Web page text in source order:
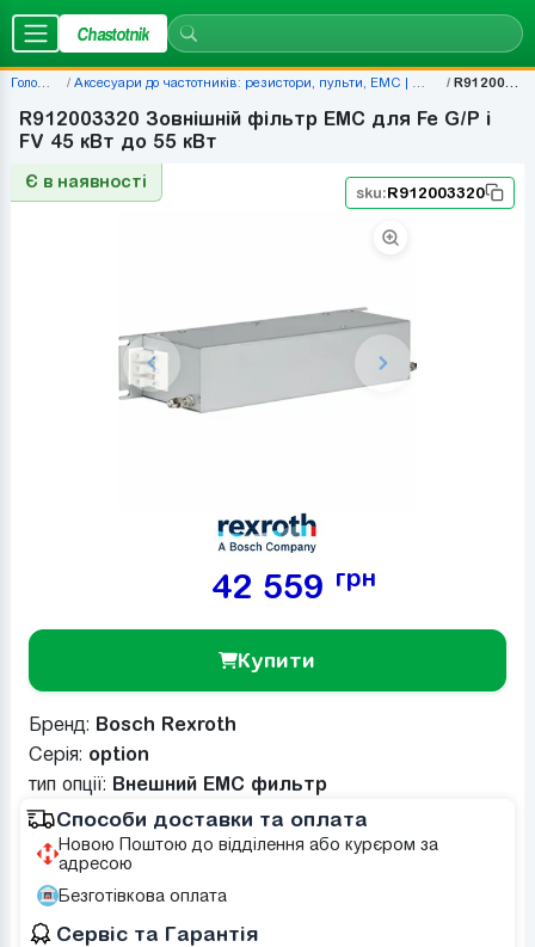
Chastotnik
Головна Аксесуари до частотників: резистори, пульти, EMC | Chastotnik.ua R912003320
R912003320 Зовнішній фільтр EMC для Fe G/P і
FV 45 кВт до 55 кВт
Є в наявності
sku:R912003320
42 559 грн
Купити
Бренд: Bosch Rexroth
Серія: option
тип опції: Внешний ЕМС фильтр
Способи доставки та оплата
Новою Поштою до відділення або курєром за
адресою
Безготівкова оплата
Сервіс та Гарантія